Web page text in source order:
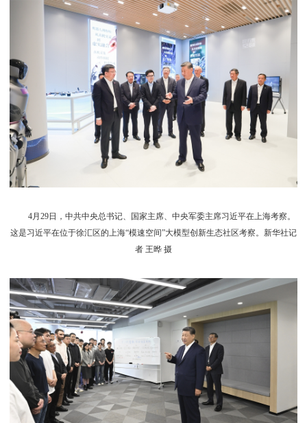
4月29日，中共中央总书记、国家主席、中央军委主席习近平在上海考察。
这是习近平在位于徐汇区的上海“模速空间”大模型创新生态社区考察。新华社记
者 王晔 摄